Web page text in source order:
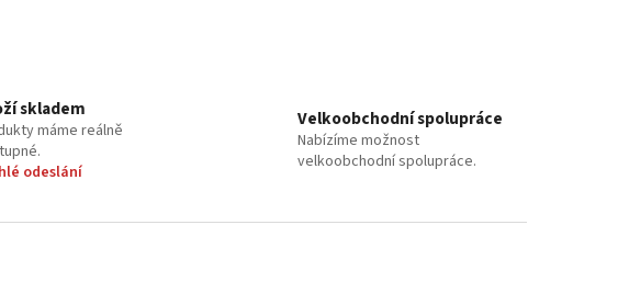
skladem
máme reálně
odeslání
Velkoobchodní spolupráce
Nabízíme možnost
velkoobchodní spolupráce.